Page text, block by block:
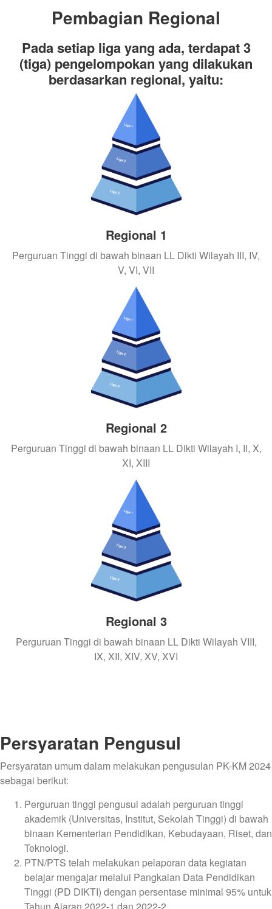
Pembagian Regional
Pada setiap liga yang ada, terdapat 3
(tiga) pengelompokan yang dilakukan
berdasarkan regional, yaitu:
Regional 1
Perguruan Tinggi di bawah binaan LL Dikti Wilayah III, IV,
V, VI, VII
Regional 2
Perguruan Tinggi di bawah binaan LL Dikti Wilayah I, II, X,
XI, XIII
Regional 3
Perguruan Tinggi di bawah binaan LL Dikti Wilayah VIII,
IX, XII, XIV, XV, XVI
Persyaratan Pengusul
Persyaratan umum dalam melakukan pengusulan PK-KM 2024
sebagai berikut:
Perguruan tinggi pengusul adalah perguruan tinggi
akademik (Universitas, Institut, Sekolah Tinggi) di bawah
binaan Kementerian Pendidikan, Kebudayaan, Riset, dan
Teknologi.
PTN/PTS telah melakukan pelaporan data kegiatan
belajar mengajar melalui Pangkalan Data Pendidikan
Tinggi (PD DIKTI) dengan persentase minimal 95% untuk